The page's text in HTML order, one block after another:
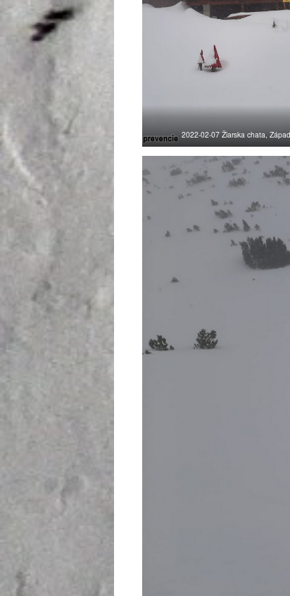
2022-02-07 Žiarska chata,